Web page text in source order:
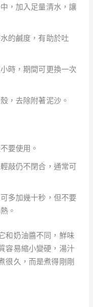
，加入足量清水，讓
的鹹度，有助於吐
時，期間可更換一次
，去除附著泥沙。
要使用。
敲仍不閉合，通常可
多加幾十秒，但不要
。
和奶油醬不同，鮮味
容易縮小變硬，湯汁
很久，而是煮得剛剛